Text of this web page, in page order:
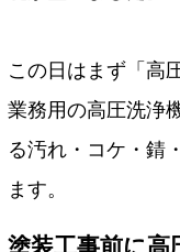
この日はまず「高
業務用の高圧洗浄
る汚れ・コケ・錆
ます。
塗装工事前に高